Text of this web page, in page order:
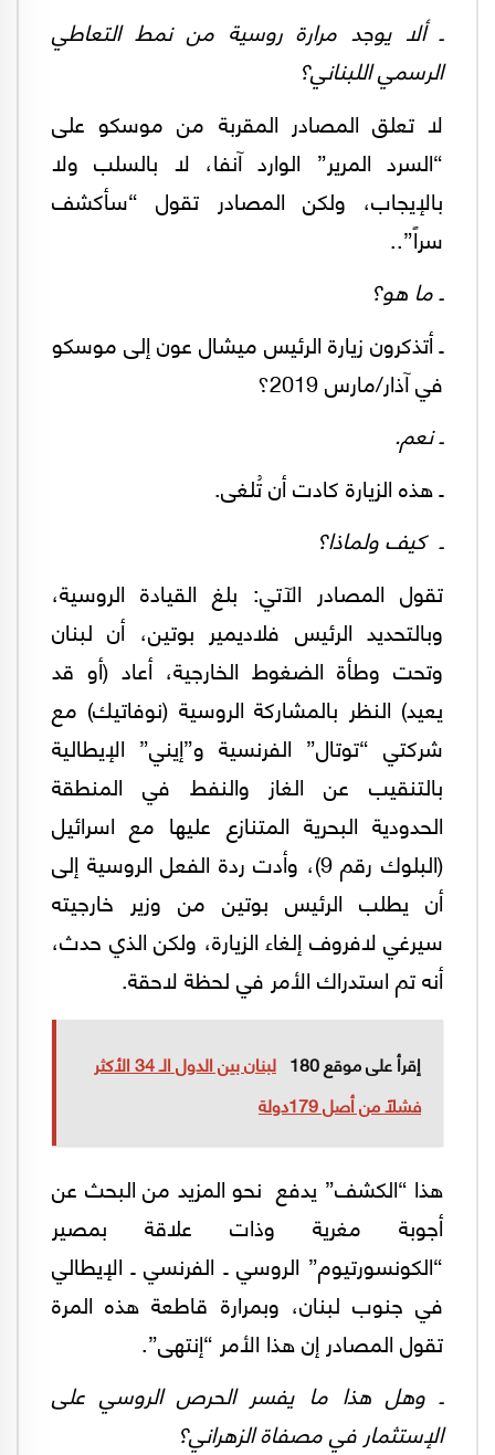
ـ ألا يوجد مرارة روسية من نمط التعاطي
الرسمي اللبناني؟
لا تعلق المصادر المقربة من موسكو على
“السرد المرير” الوارد آنفا، لا بالسلب ولا
بالإيجاب، ولكن المصادر تقول “سأكشف
سراً”..
ـ ما هو؟
ـ أتذكرون زيارة الرئيس ميشال عون إلى موسكو
في آذار/مارس 2019؟
ـ نعم.
ـ هذه الزيارة كادت أن تُلغى.
ـ كيف ولماذا؟
تقول المصادر الآتي: بلغ القيادة الروسية،
وبالتحديد الرئيس فلاديمير بوتين، أن لبنان
وتحت وطأة الضغوط الخارجية، أعاد (أو قد
يعيد) النظر بالمشاركة الروسية (نوفاتيك) مع
شركتي “توتال” الفرنسية و”إيني” الإيطالية
بالتنقيب عن الغاز والنفط في المنطقة
الحدودية البحرية المتنازع عليها مع اسرائيل
(البلوك رقم 9)، وأدت ردة الفعل الروسية إلى
أن يطلب الرئيس بوتين من وزير خارجيته
سيرغي لافروف إلغاء الزيارة، ولكن الذي حدث،
أنه تم استدراك الأمر في لحظة لاحقة.
إقرأ على موقع 180
لبنان بين الدول الـ 34 الأكثر
فشلًا من أصل 179دولة
هذا “الكشف” يدفع نحو المزيد من البحث عن
أجوبة مغرية وذات علاقة بمصير
“الكونسورتيوم” الروسي ـ الفرنسي ـ الإيطالي
في جنوب لبنان، وبمرارة قاطعة هذه المرة
تقول المصادر إن هذا الأمر “إنتهى”.
ـ وهل هذا ما يفسر الحرص الروسي على
الإستثمار في مصفاة الزهراني؟